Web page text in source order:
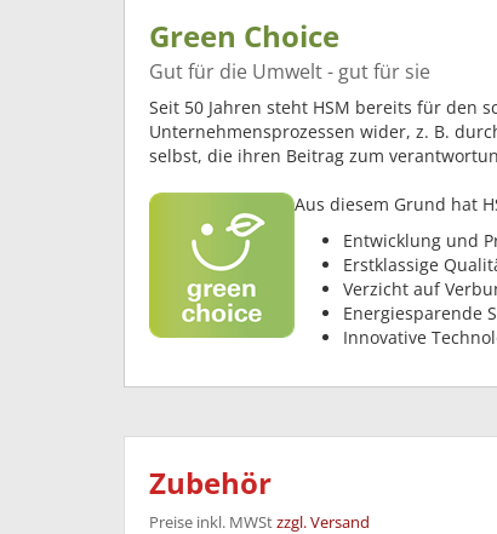
Green Choice
Gut für die Umwelt - gut für sie
Seit 50 Jahren steht HSM bereits für den
Unternehmensprozessen wider, z. B.
selbst, die ihren Beitrag zum
Aus diesem Grund hat
Entwicklung und
Erstklassige
Verzicht auf
Energiesparende
Innovative
Zubehör
Preise inkl. MWStzzgl. Versand